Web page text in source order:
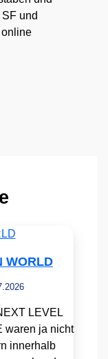
und
online
WORLD
LEVEL
waren ja nicht
innerhalb